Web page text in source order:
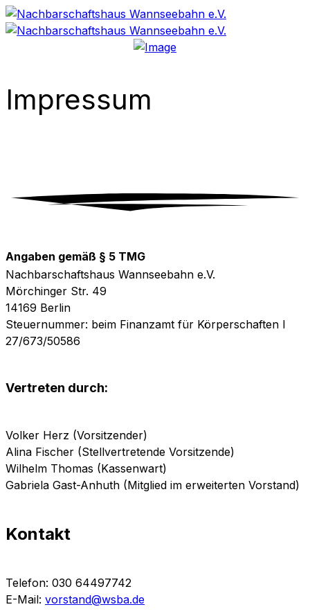
Impressum
Angaben gemäß § 5 TMG
Nachbarschaftshaus Wannseebahn e.V.
Mörchinger Str. 49
14169 Berlin
Steuernummer: beim Finanzamt für Körperschaften I
27/673/50586
Vertreten durch:
Volker Herz (Vorsitzender)
Alina Fischer (Stellvertretende Vorsitzende)
Wilhelm Thomas (Kassenwart)
Gabriela Gast-Anhuth (Mitglied im erweiterten Vorstand)
Kontakt
Telefon: 030 64497742
E-Mail: vorstand@wsba.de